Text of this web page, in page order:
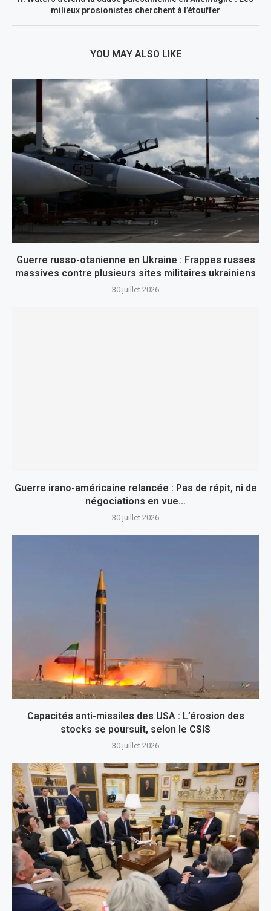
milieux prosionistes cherchent à l’étouffer
YOU MAY ALSO LIKE
Guerre russo-otanienne en Ukraine : Frappes russes
massives contre plusieurs sites militaires ukrainiens
30 juillet 2026
Guerre irano-américaine relancée : Pas de répit, ni de
négociations en vue…
30 juillet 2026
Capacités anti-missiles des USA : L’érosion des
stocks se poursuit, selon le CSIS
30 juillet 2026